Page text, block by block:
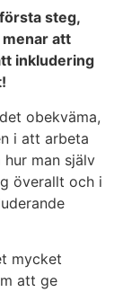
steg,
att
inkludering
obekväma,
i att arbeta
man själv
överallt och i
mycket
att ge